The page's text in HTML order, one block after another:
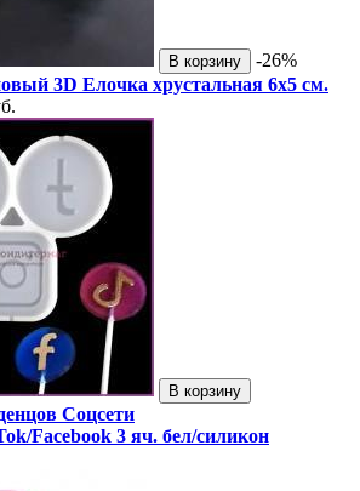
В корзину
-26%
3D Елочка хрустальная 6х5 см.
В корзину
Соцсети
Facebook 3 яч. бел/силикон